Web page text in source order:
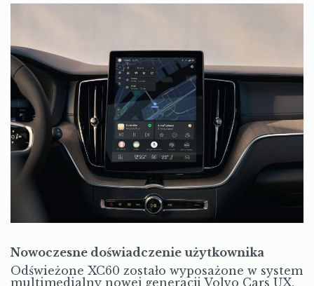
Nowoczesne doświadczenie użytkownika
Odświeżone XC60 zostało wyposażone w system
multimedialny nowej generacji Volvo Cars UX,